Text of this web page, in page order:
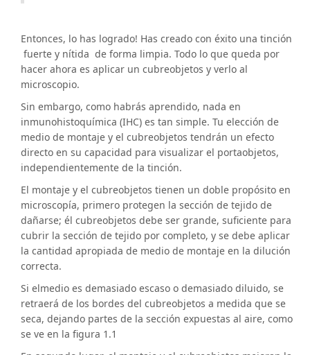
Entonces, lo has logrado! Has creado con éxito una tinción
fuerte y nítida de forma limpia. Todo lo que queda por
hacer ahora es aplicar un cubreobjetos y verlo al
microscopio.
Sin embargo, como habrás aprendido, nada en
inmunohistoquímica (IHC) es tan simple. Tu elección de
medio de montaje y el cubreobjetos tendrán un efecto
directo en su capacidad para visualizar el portaobjetos,
independientemente de la tinción.
El montaje y el cubreobjetos tienen un doble propósito en
microscopía, primero protegen la sección de tejido de
dañarse; él cubreobjetos debe ser grande, suficiente para
cubrir la sección de tejido por completo, y se debe aplicar
la cantidad apropiada de medio de montaje en la dilución
correcta.
Si elmedio es demasiado escaso o demasiado diluido, se
retraerá de los bordes del cubreobjetos a medida que se
seca, dejando partes de la sección expuestas al aire, como
se ve en la figura 1.1